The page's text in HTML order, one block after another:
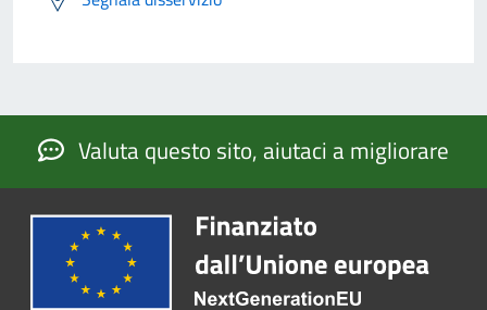
Valuta questo sito, aiutaci a migliorare